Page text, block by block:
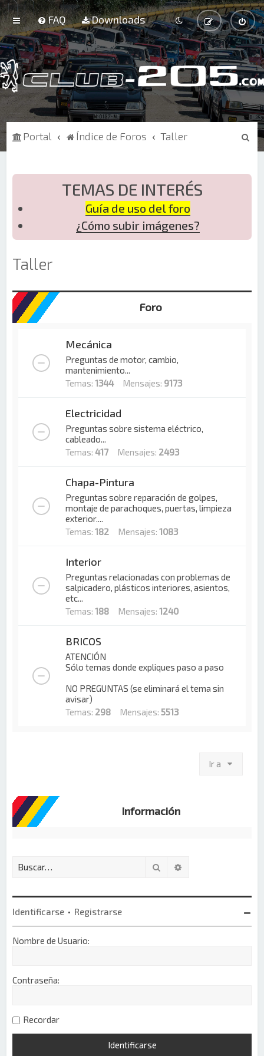
FAQ Downloads
Portal Índice de Foros Taller
B
TEMAS DE INTERÉS
Guía de uso del foro
¿Cómo subir imágenes?
Taller
Foro
Mecánica
Preguntas de motor, cambio,
mantenimiento...
Temas:1344Mensajes: 9173
Electricidad
Preguntas sobre sistema eléctrico,
cableado...
Temas:417 Mensajes: 2493
Chapa-Pintura
Preguntas sobre reparación de golpes,
montaje de parachoques, puertas, limpieza
exterior....
Temas:182 Mensajes:1083
Interior
Preguntas relacionadas con problemas de
salpicadero, plásticos interiores, asientos,
etc...
Temas:188 Mensajes:1240
BRICOS
ATENCIÓN
Sólo temas donde expliques paso a paso
NO PREGUNTAS (se eliminará el tema sin
avisar)
Temas: 298 Mensajes: 5513
Ir a
Información
Buscar
Identificarse • Registrarse
Nombre de Usuario:
Contraseña:
Recordar